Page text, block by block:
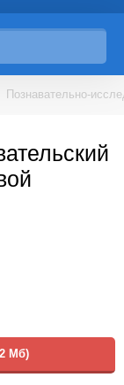
Познавательно-
Мб)